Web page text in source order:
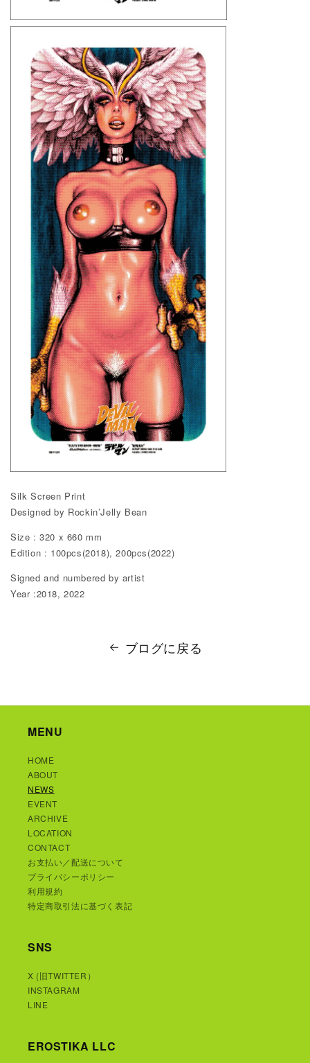
Silk Screen Print
Designed by Rockin’Jelly Bean
Size : 320 x 660 mm
Edition : 100pcs(2018), 200pcs(2022)
Signed and numbered by artist
Year :2018, 2022
ブログに戻る
MENU
HOME
ABOUT
NEWS
EVENT
ARCHIVE
LOCATION
CONTACT
お支払い／配送について
プライバシーポリシー
利用規約
特定商取引法に基づく表記
SNS
X (旧TWITTER）
INSTAGRAM
LINE
EROSTIKA LLC